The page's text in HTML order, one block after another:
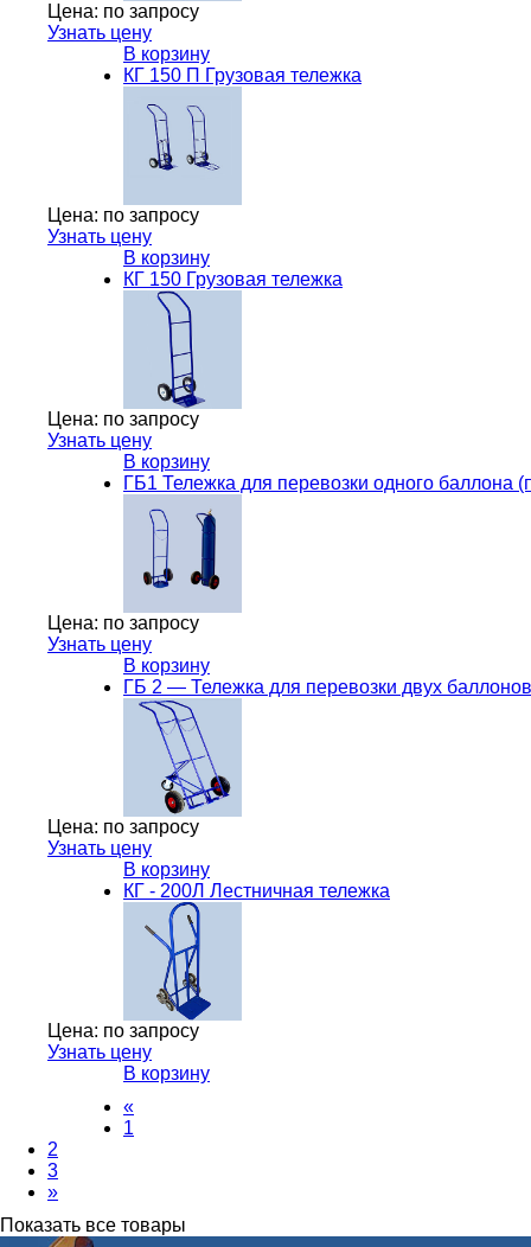
Цена: по запросу
Узнать цену
В корзину
КГ 150 П Грузовая тележка
Цена: по запросу
Узнать цену
В корзину
КГ 150 Грузовая тележка
Цена: по запросу
Узнать цену
В корзину
ГБ1 Тележка для перевозки одного баллона
Цена: по запросу
Узнать цену
В корзину
ГБ 2 — Тележка для перевозки двух баллонов
Цена: по запросу
Узнать цену
В корзину
КГ - 200Л Лестничная тележка
Цена: по запросу
Узнать цену
В корзину
«
1
2
3
»
Показать все товары